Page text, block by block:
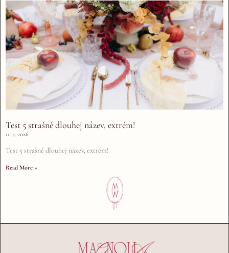
Test 5 strašně dlouhej název, extrém!
11. 4. 2026
Test 5 strašně dlouhej název, extrém!
Read More »